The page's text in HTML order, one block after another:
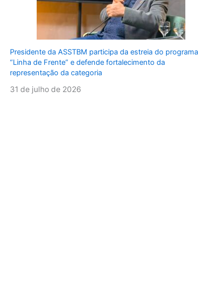
Presidente da ASSTBM participa da estreia do programa
“Linha de Frente” e defende fortalecimento da
representação da categoria
31 de julho de 2026